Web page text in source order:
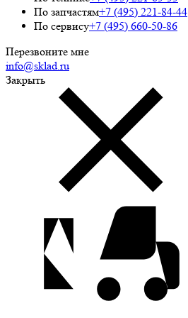
По запчастям+7 (495) 221-84-44
По сервису+7 (495) 660-50-86
Перезвоните мне
info@sklad.ru
Закрыть